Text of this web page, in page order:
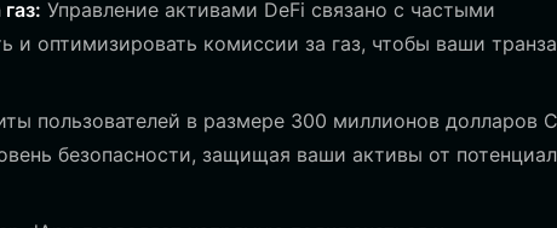
Управление активами DeFi связано с частыми
и оптимизировать комиссии за газ, чтобы ваши
пользователей в размере 300 миллионов долларов
безопасности, защищая ваши активы от